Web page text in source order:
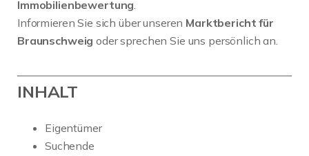
Immobilienbewertung.
Informieren Sie sich über unseren Marktbericht für
Braunschweig oder sprechen Sie uns persönlich an.
INHALT
Eigentümer
Suchende